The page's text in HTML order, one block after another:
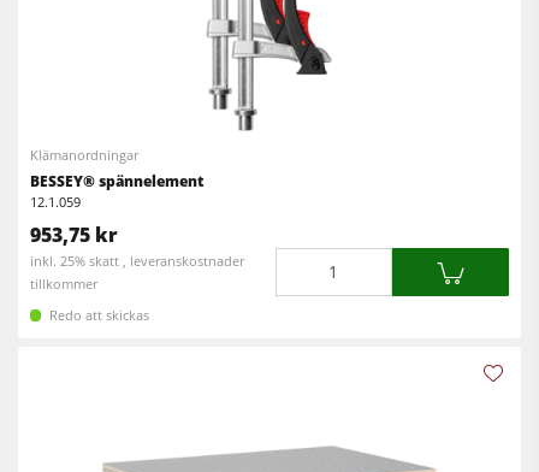
Klämanordningar
BESSEY® spännelement
12.1.059
953,75 kr
inkl. 25% skatt , leveranskostnader
tillkommer
Redo att skickas